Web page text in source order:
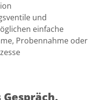
und
einfache
Probennahme oder